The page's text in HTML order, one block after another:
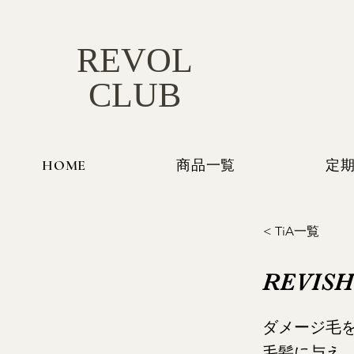
REVOL
CLUB
HOME 商品一覧 定
< TiA一覧
ダメージ毛